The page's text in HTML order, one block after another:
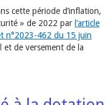
cette période d’inflation,
» de 2022 par l’article
n°2023-462 du 15 juin
et de versement de la